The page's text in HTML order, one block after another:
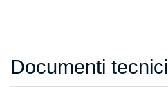
Documenti tecnici